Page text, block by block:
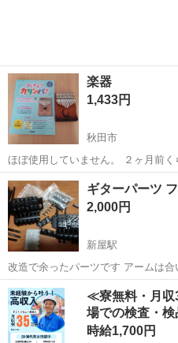
楽器
1,433円
秋田市
ほぼ使用していません。 ２ヶ月前く
犬がいます。気にされない方いかが
秋田 秋田市
ギターパーツ
2,000円
新屋駅
改造で余ったパーツです アームは合
います 追記 合うアーム1本出てき
秋田 秋田市 新屋駅 弦楽
≪寮無料・月収
場での検査・検
時給1,700円